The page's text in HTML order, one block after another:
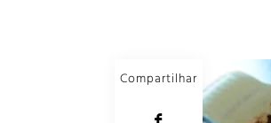
Compartilhar